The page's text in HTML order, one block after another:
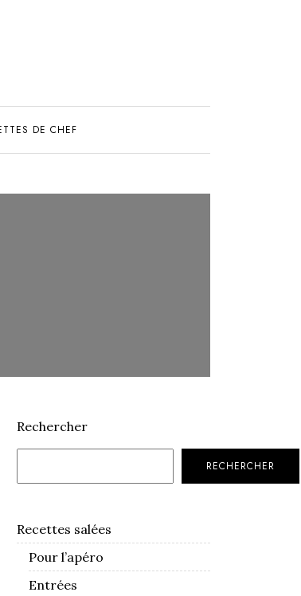
DE CHEF
Rechercher
RECHERCHER
Recettes salées
Pour l’apéro
Entrées